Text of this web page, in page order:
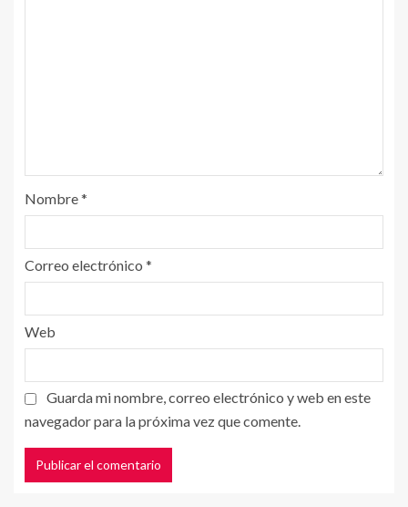
Nombre*
Correo electrónico *
Web
Guarda mi nombre, correo electrónico y web en este
navegador para la próxima vez que comente.